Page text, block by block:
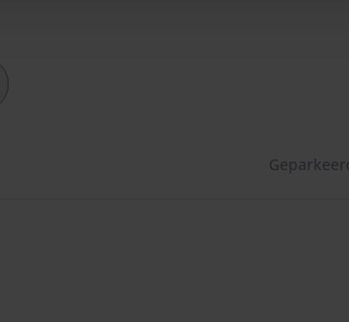
wachtkamer en een WC op het